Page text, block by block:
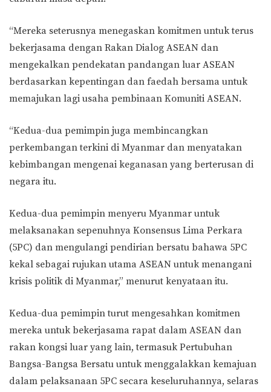
“Mereka seterusnya menegaskan komitmen untuk terus
bekerjasama dengan Rakan Dialog ASEAN dan
mengekalkan pendekatan pandangan luar ASEAN
berdasarkan kepentingan dan faedah bersama untuk
memajukan lagi usaha pembinaan Komuniti ASEAN.
“Kedua-dua pemimpin juga membincangkan
perkembangan terkini di Myanmar dan menyatakan
kebimbangan mengenai keganasan yang berterusan di
negara itu.
Kedua-dua pemimpin menyeru Myanmar untuk
melaksanakan sepenuhnya Konsensus Lima Perkara
(5PC) dan mengulangi pendirian bersatu bahawa 5PC
kekal sebagai rujukan utama ASEAN untuk menangani
krisis politik di Myanmar,” menurut kenyataan itu.
Kedua-dua pemimpin turut mengesahkan komitmen
mereka untuk bekerjasama rapat dalam ASEAN dan
rakan kongsi luar yang lain, termasuk Pertubuhan
Bangsa-Bangsa Bersatu untuk menggalakkan kemajuan
dalam pelaksanaan 5PC secara keseluruhannya, selaras